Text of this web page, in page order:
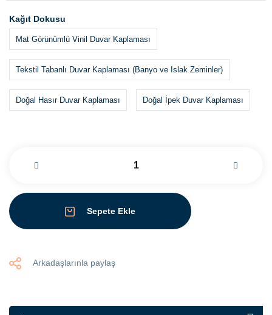
Kağıt Dokusu
Mat Görünümlü Vinil Duvar Kaplaması
Tekstil Tabanlı Duvar Kaplaması (Banyo ve Islak Zeminler)
Doğal Hasır Duvar Kaplaması Doğal İpek Duvar Kaplaması
Sepete Ekle
Arkadaşlarınla paylaş